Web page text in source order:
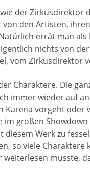
der Zirkusdirektor
den Artisten,
errät man als
nichts von
vom Zirkusdirektor
Charaktere. Die
immer wieder auf
vorgeht oder
im großen
Werk zu
so viele Charaktere
musste,